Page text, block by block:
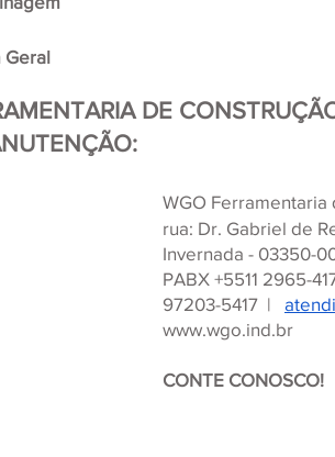
Geral
DE
WGO Ferramentaria
rua: Dr. Gabriel de
Invernada - 03350-
PABX +5511 2965-
97203-5417  |
www.wgo.ind.br
CONTE CONOSCO!